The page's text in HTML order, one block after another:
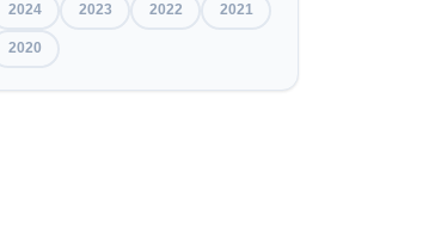
2024 2023 2022 2021
2020